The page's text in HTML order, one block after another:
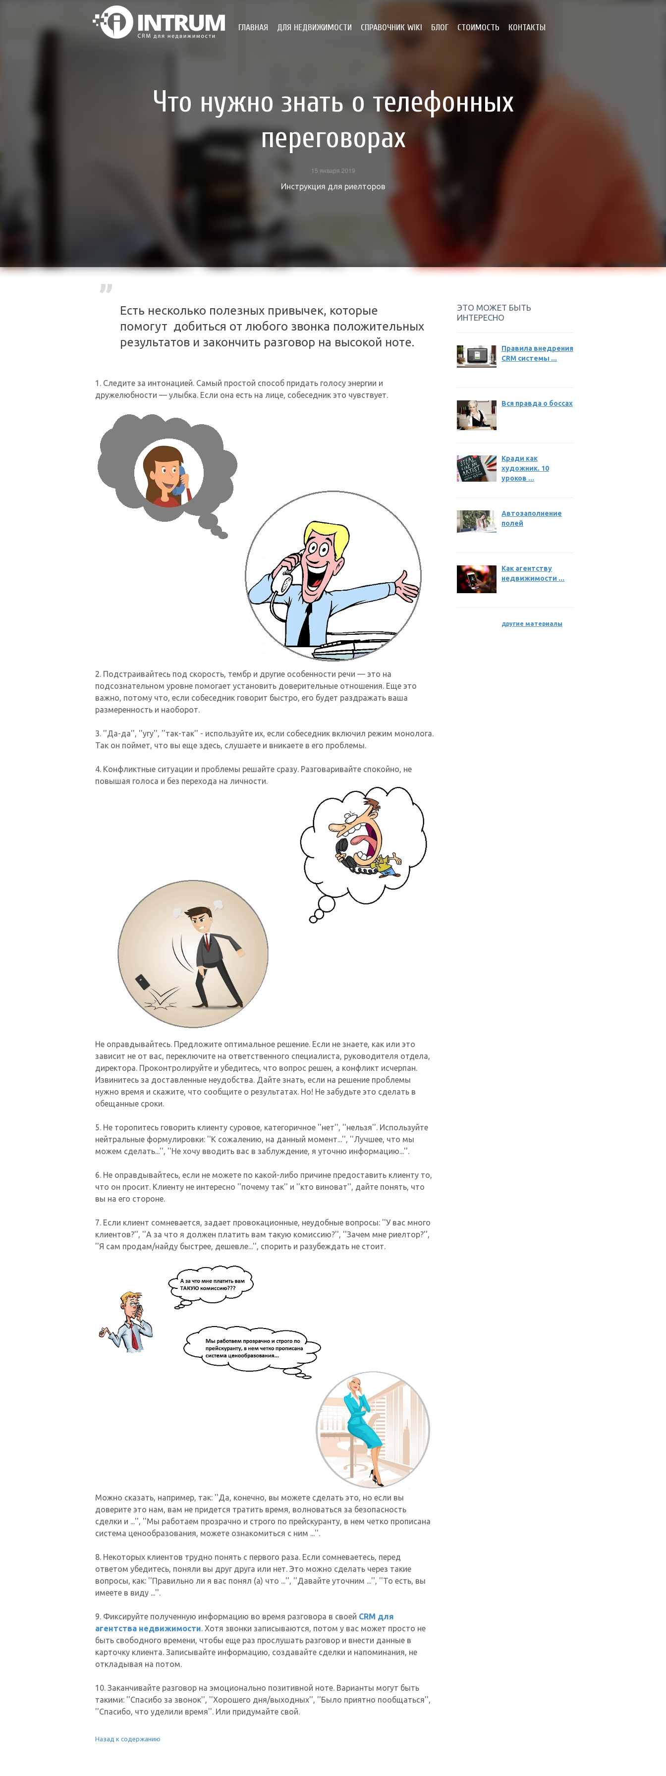
ГЛАВНАЯ ДЛЯ НЕДВИЖИМОСТИ СПРАВОЧНИК WIKI БЛОГ СТОИМОСТЬ КОНТАКТЫ
Что нужно знать о телефонных
переговорах
15 января 2019
Инструкция для риелторов
Есть несколько полезных привычек, которые
помогут добиться от любого звонка положительных
результатов и закончить разговор на высокой ноте.
1. Следите за интонацией. Самый простой способ придать голосу энергии и
дружелюбности — улыбка. Если она есть на лице, собеседник это чувствует.
2. Подстраивайтесь под скорость, тембр и другие особенности речи — это на
подсознательном уровне помогает установить доверительные отношения. Еще это
важно, потому что, если собеседник говорит быстро, его будет раздражать ваша
размеренность и наоборот.
3. ''Да-да'', ''угу'', ''так-так'' - используйте их, если собеседник включил режим монолога.
Так он поймет, что вы еще здесь, слушаете и вникаете в его проблемы.
4. Конфликтные ситуации и проблемы решайте сразу. Разговаривайте спокойно, не
повышая голоса и без перехода на личности.
Не оправдывайтесь. Предложите оптимальное решение. Если не знаете, как или это
зависит не от вас, переключите на ответственного специалиста, руководителя отдела,
директора. Проконтролируйте и убедитесь, что вопрос решен, а конфликт исчерпан.
Извинитесь за доставленные неудобства. Дайте знать, если на решение проблемы
нужно время и скажите, что сообщите о результатах. Но! Не забудьте это сделать в
обещанные сроки.
5. Не торопитесь говорить клиенту суровое, категоричное ''нет'', ''нельзя''. Используйте
нейтральные формулировки: ''К сожалению, на данный момент...'', ''Лучшее, что мы
можем сделать...'', ''Не хочу вводить вас в заблуждение, я уточню информацию...''.
6. Не оправдывайтесь, если не можете по какой-либо причине предоставить клиенту то,
что он просит. Клиенту не интересно ''почему так'' и ''кто виноват'', дайте понять, что
вы на его стороне.
7. Если клиент сомневается, задает провокационные, неудобные вопросы: ''У вас много
клиентов?'', ''А за что я должен платить вам такую комиссию?'', ''Зачем мне риелтор?'',
''Я сам продам/найду быстрее, дешевле...'', спорить и разубеждать не стоит.
Можно сказать, например, так: ''Да, конечно, вы можете сделать это, но если вы
доверите это нам, вам не придется тратить время, волноваться за безопасность
сделки и ...'', ''Мы работаем прозрачно и строго по прейскуранту, в нем четко прописана
система ценообразования, можете ознакомиться с ним ...''.
8. Некоторых клиентов трудно понять с первого раза. Если сомневаетесь, перед
ответом убедитесь, поняли вы друг друга или нет. Это можно сделать через такие
вопросы, как: ''Правильно ли я вас понял (а) что ...'', ''Давайте уточним ...'', ''То есть, вы
имеете в виду ...''.
9. Фиксируйте полученную информацию во время разговора в своей CRM для
агентства недвижимости. Хотя звонки записываются, потом у вас может просто не
быть свободного времени, чтобы еще раз прослушать разговор и внести данные в
карточку клиента. Записывайте информацию, создавайте сделки и напоминания, не
откладывая на потом.
10. Заканчивайте разговор на эмоционально позитивной ноте. Варианты могут быть
такими: ''Спасибо за звонок'', ''Хорошего дня/выходных'', ''Было приятно пообщаться'',
''Спасибо, что уделили время''. Или придумайте свой.
Назад к содержанию
ЭТО МОЖЕТ БЫТЬ
ИНТЕРЕСНО
Правила внедрения
CRM системы ...
Вся правда о боссах
Кради как
художник. 10
уроков ...
Автозаполнение
полей
Как агентству
недвижимости ...
другие материалы